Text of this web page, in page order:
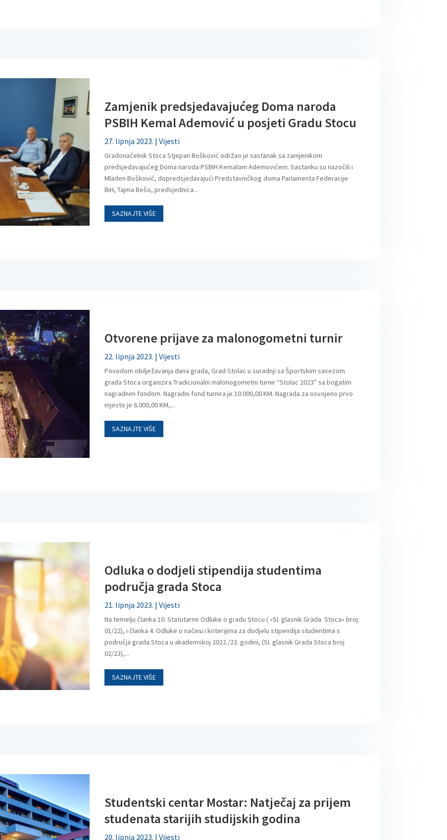
Zamjenik predsjedavajućeg Doma naroda
PSBIH Kemal Ademović u posjeti Gradu Stocu
27. lipnja 2023. |Vijesti
Gradonačelnik Stoca Stjepan Bošković održao je sastanak sa zamjenikom
predsjedavajućeg Doma naroda PSBIH Kemalom Ademovićem. Sastanku su nazočili i
Mladen Bošković, dopredsjedavajući Predstavničkog doma Parlamenta Federacije
BiH, Tajma Bešo, predsjednica...
SAZNAJTE VIŠE
Otvorene prijave za malonogometni turnir
22. lipnja 2023. |Vijesti
Povodom obilježavanja dana grada, Grad Stolac u suradnji sa Športskim savezom
grada Stoca organizira Tradicionalni malonogometni turnir “Stolac 2023” sa bogatim
nagradnim fondom. Nagradni fond turnira je 10.000,00 KM. Nagrada za osvojeno prvo
mjesto je 6.000,00 KM,...
SAZNAJTE VIŠE
Odluka o dodjeli stipendija studentima
područja grada Stoca
21. lipnja 2023. |Vijesti
Na temelju članka 10. Statutarne Odluke o gradu Stocu ( «Sl. glasnik Grada Stoca» broj:
01/22), i članka 4. Odluke o načinu i kriterijima za dodjelu stipendija studentima s
područja grada Stoca u akademskoj 2022./23. godini, (Sl. glasnik Grada Stoca broj
02/23),...
SAZNAJTE VIŠE
Studentski centar Mostar: Natječaj za prijem
studenata starijih studijskih godina
20. lipnja 2023. |Vijesti